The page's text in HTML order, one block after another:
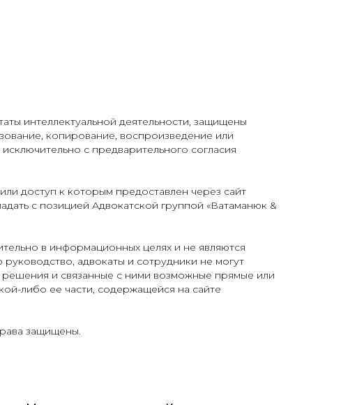
интеллектуальной деятельности, защищены
копирование, воспроизведение или
с предварительного согласия
доступ к которым предоставлен через сайт
с позицией Адвокатской группой «Ватаманюк &
в информационных целях и не являются
адвокаты и сотрудники не могут
решения и связанные с ними возможные прямые или
либо ее части, содержащейся на сайте
защищены.